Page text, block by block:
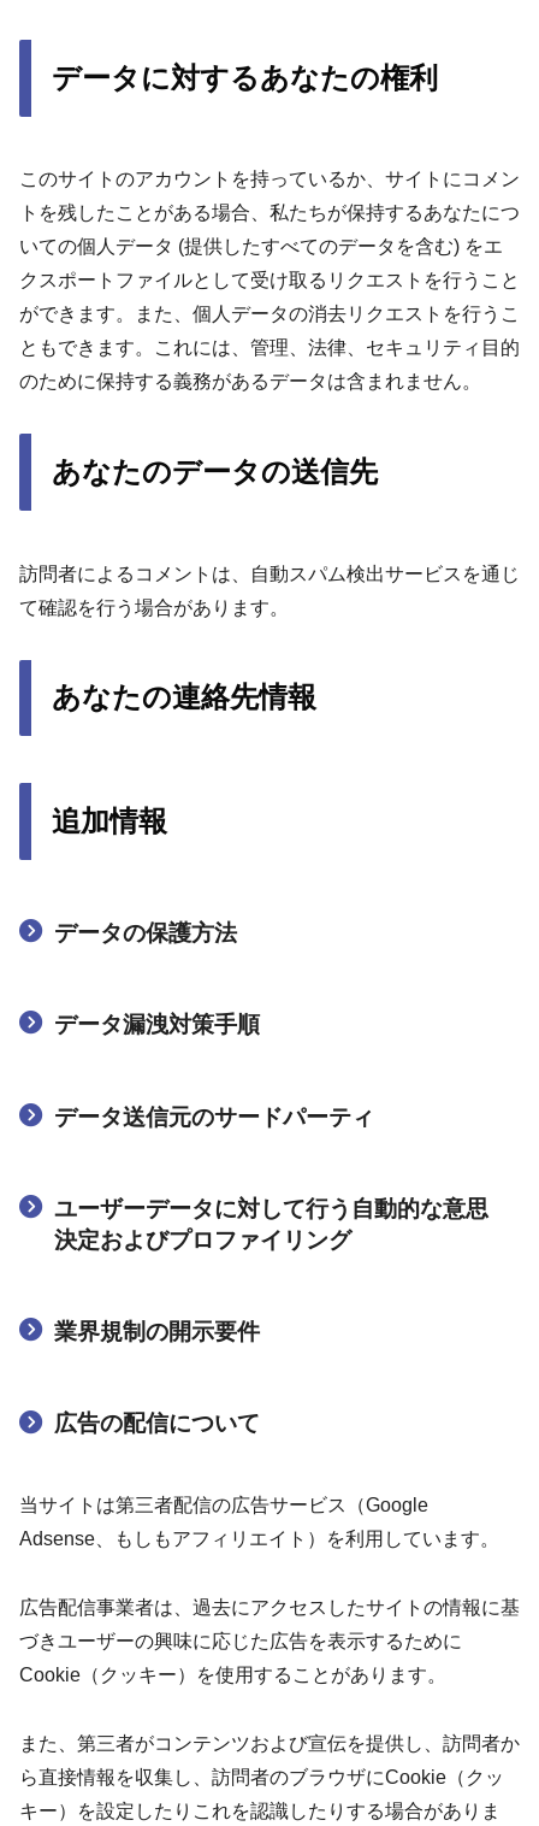
データに対するあなたの権利
このサイトのアカウントを持っているか、サイトにコメン
トを残したことがある場合、私たちが保持するあなたにつ
いての個人データ (提供したすべてのデータを含む) をエ
クスポートファイルとして受け取るリクエストを行うこと
ができます。また、個人データの消去リクエストを行うこ
ともできます。これには、管理、法律、セキュリティ目的
のために保持する義務があるデータは含まれません。
あなたのデータの送信先
訪問者によるコメントは、自動スパム検出サービスを通じ
て確認を行う場合があります。
あなたの連絡先情報
追加情報
データの保護方法
データ漏洩対策手順
データ送信元のサードパーティ
ユーザーデータに対して行う自動的な意思
決定およびプロファイリング
業界規制の開示要件
広告の配信について
当サイトは第三者配信の広告サービス（Google
Adsense、もしもアフィリエイト）を利用しています。
広告配信事業者は、過去にアクセスしたサイトの情報に基
づきユーザーの興味に応じた広告を表示するために
Cookie（クッキー）を使用することがあります。
また、第三者がコンテンツおよび宣伝を提供し、訪問者か
ら直接情報を収集し、訪問者のブラウザにCookie（クッ
キー）を設定したりこれを認識したりする場合がありま